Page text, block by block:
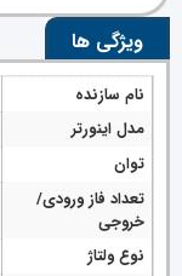
ویژگی ها
نام سازنده
مدل اینورتر
توان
تعداد فاز ورودی/
خروجی
نوع ولتاژ